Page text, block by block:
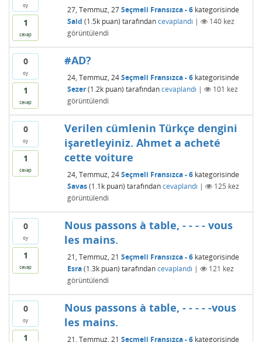
oy
1
cevap
27, Temmuz, 27 Seçmeli Fransızca - 6kategorisinde
Said (1.5kpuan) tarafından cevaplandı | 140kez
görüntülendi
0
oy
1
cevap
#AD?
24, Temmuz, 24 Seçmeli Fransızca - 6kategorisinde
Sezer (1.2kpuan) tarafından cevaplandı | 101 kez
görüntülendi
0
oy
1
cevap
Verilen cümlenin Türkçe dengini
işaretleyiniz. Ahmet a acheté
cette voiture
24, Temmuz, 24 Seçmeli Fransızca - 6kategorisinde
Savas (1.1kpuan) tarafından cevaplandı | 125 kez
görüntülendi
0
oy
1
cevap
Nous passons à table, - - - - vous
les mains.
21, Temmuz, 21 Seçmeli Fransızca - 6kategorisinde
Esra (1.3kpuan) tarafından cevaplandı | 121 kez
görüntülendi
0
oy
1
Nous passons à table, - - - - -vous
les mains.
21, Temmuz, 21 Seçmeli Fransızca - 6kategorisinde